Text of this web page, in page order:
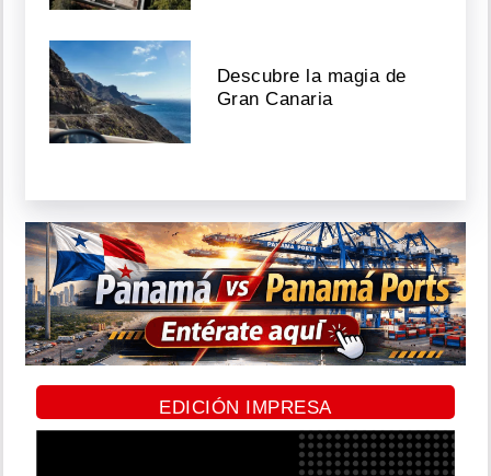
Descubre la magia de
Gran Canaria
EDICIÓN IMPRESA